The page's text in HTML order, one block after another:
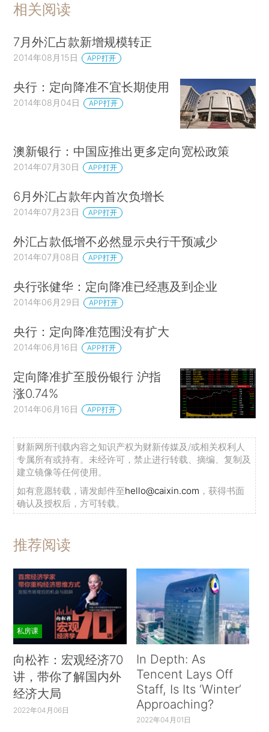
相关阅读
7月外汇占款新增规模转正
2014年08月15日 APP打开
央行：定向降准不宜长期使用
2014年08月04日 APP打开
澳新银行：中国应推出更多定向宽松政策
2014年07月30日 APP打开
6月外汇占款年内首次负增长
2014年07月23日 APP打开
外汇占款低增不必然显示央行干预减少
2014年07月08日 APP打开
央行张健华：定向降准已经惠及到企业
2014年06月29日 APP打开
央行：定向降准范围没有扩大
2014年06月16日 APP打开
定向降准扩至股份银行 沪指
涨0.74%
2014年06月16日 APP打开
财新网所刊载内容之知识产权为财新传媒及/或相关权利人
专属所有或持有。未经许可，禁止进行转载、摘编、复制及
建立镜像等任何使用。
如有意愿转载，请发邮件至hello@caixin.com ，获得书面
确认及授权后，方可转载。
推荐阅读
私房课
向松祚：宏观经济70
讲，带你了解国内外
经济大局
2022年04月06日
In Depth: As
Tencent Lays Off
Staff, Is Its ‘Winter’
Approaching?
2022年04月01日